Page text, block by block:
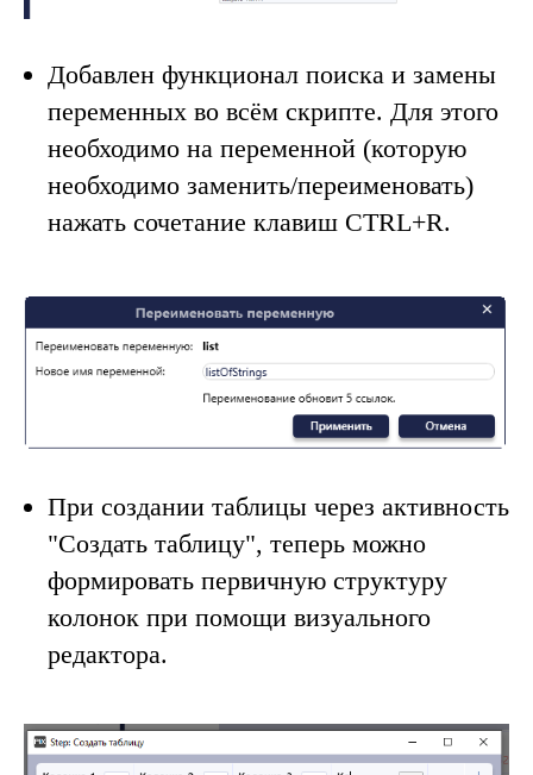
Добавлен функционал поиска и замены
переменных во всём скрипте. Для этого
необходимо на переменной (которую
необходимо заменить/переименовать)
нажать сочетание клавиш CTRL+R.
При создании таблицы через активность
"Создать таблицу", теперь можно
формировать первичную структуру
колонок при помощи визуального
редактора.